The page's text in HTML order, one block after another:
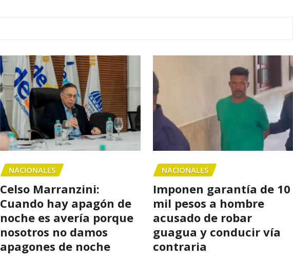
NACIONALES
Celso Marranzini:
Cuando hay apagón de
noche es avería porque
nosotros no damos
apagones de noche
NACIONALES
Imponen garantía de 10
mil pesos a hombre
acusado de robar
guagua y conducir vía
contraria